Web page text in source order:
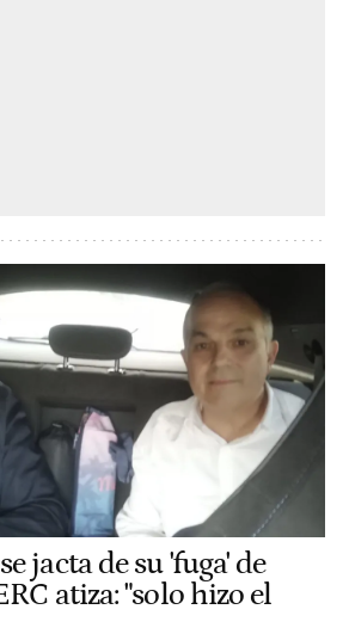
jacta de su 'fuga' de
atiza: "solo hizo el